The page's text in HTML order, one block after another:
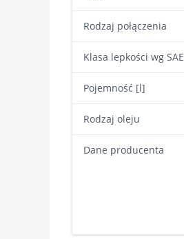
Rodzaj połączenia
Klasa lepkości wg SAE
Pojemność [l]
Rodzaj oleju
Dane producenta